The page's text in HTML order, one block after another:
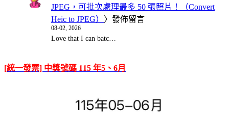
JPEG，可批次處理最多 50 張照片！（Convert
Heic to JPEG） 〉發佈留言
08-02, 2026
Love that I can batc…
[統一發票] 中獎號碼 115 年5、6月